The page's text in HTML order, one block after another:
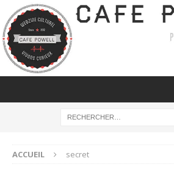
ACCUEIL secret